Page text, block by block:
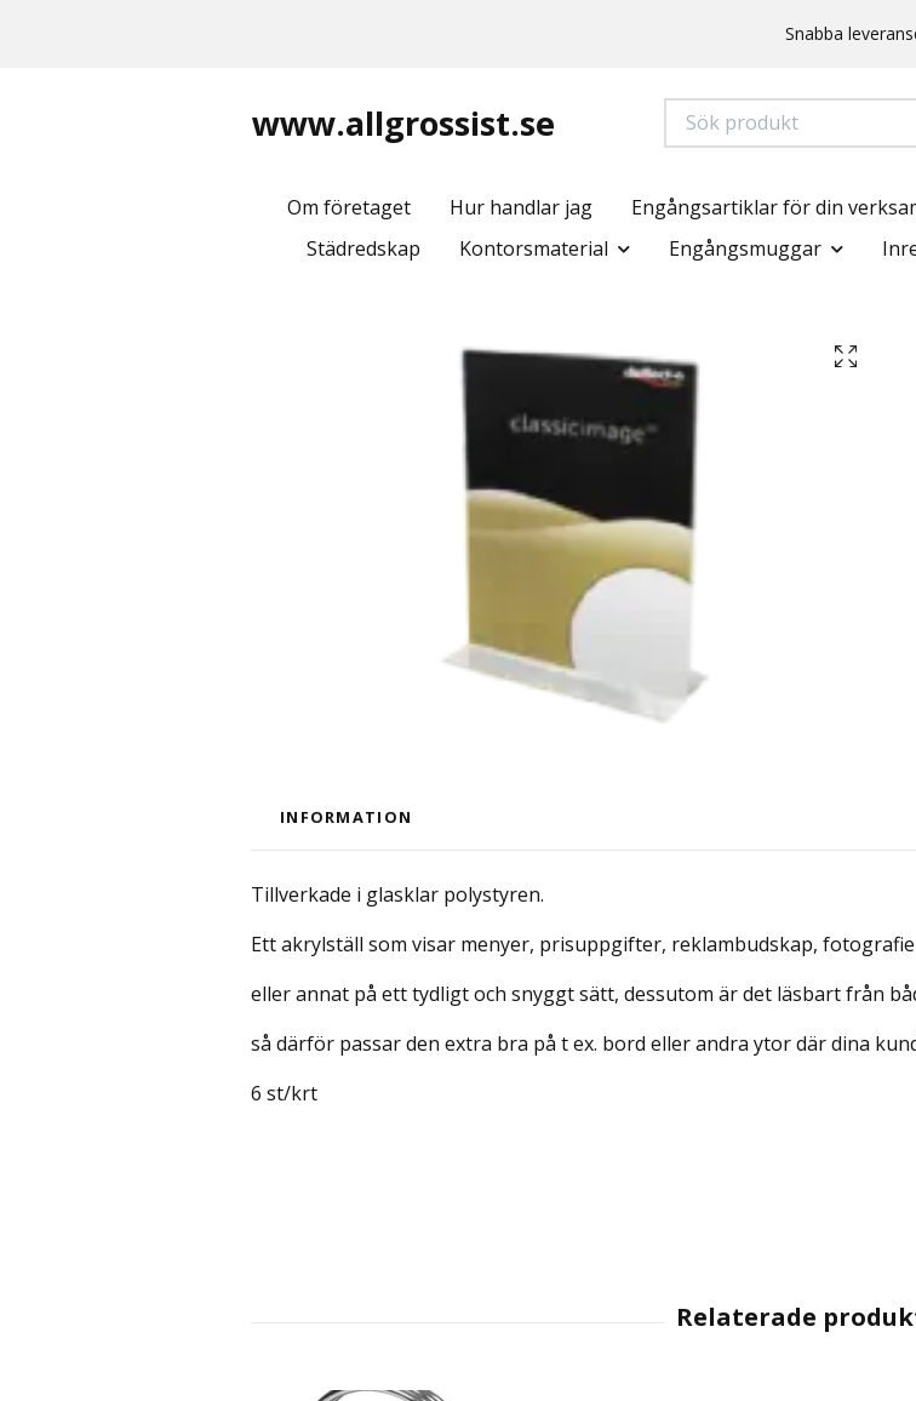
Snabba
www.allgrossist.se
Om företaget Hur handlar jag Engångsartiklar för din
Städredskap
Kontorsmaterial Engångsmuggar
INFORMATION
Tillverkade i glasklar polystyren.
Ett akrylställ som visar menyer, prisuppgifter, reklambudskap,
eller annat på ett tydligt och snyggt sätt, dessutom är det läsbart från
så därför passar den extra bra på t ex. bord eller andra ytor där dina
6 st/krt